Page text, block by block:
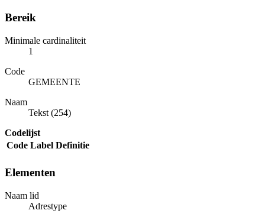
Bereik
Minimale cardinaliteit
1
Code
GEMEENTE
Naam
Tekst (254)
Codelijst
Code Label Definitie
Elementen
Naam lid
Adrestype